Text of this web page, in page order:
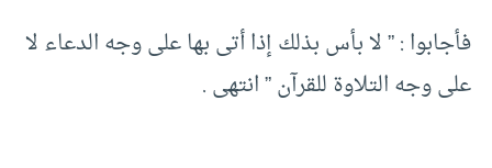
فأجابوا : ” لا بأس بذلك إذا أتى بها على وجه الدعاء لا
على وجه التلاوة للقرآن ” انتهى .